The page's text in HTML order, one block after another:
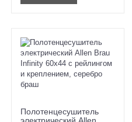
Полотенцесушитель